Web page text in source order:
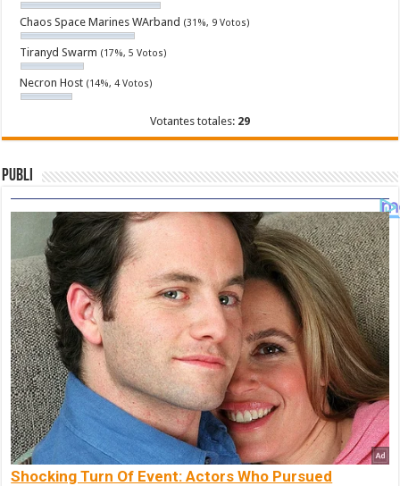
Chaos Space Marines WArband (31%, 9 Votos)
Tiranyd Swarm (17%, 5 Votos)
Necron Host (14%, 4 Votos)
Votantes totales: 29
Publi
Shocking Turn Of Event: Actors Who Pursued